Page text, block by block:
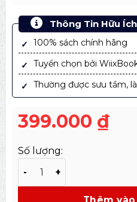
Thông Tin Hữu Ích
100% sách chính hãng
Tuyển chọn bởi
Thường được sưu tầm,
399.000 ₫
Số lượng: